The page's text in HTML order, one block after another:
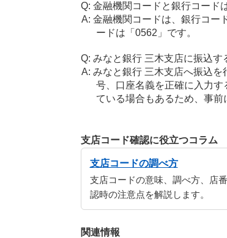
金融機関コードと銀行コード
金融機関コードは、銀行コー
ードは「0562」です。
みなと銀行 三木支店に振込す
みなと銀行 三木支店へ振込
号、口座名義を正確に入力
ている場合もあるため、事前
支店コード確認に役立つコラム
支店コードの調べ方
支店コードの意味、調べ方、店
認時の注意点を解説します。
関連情報